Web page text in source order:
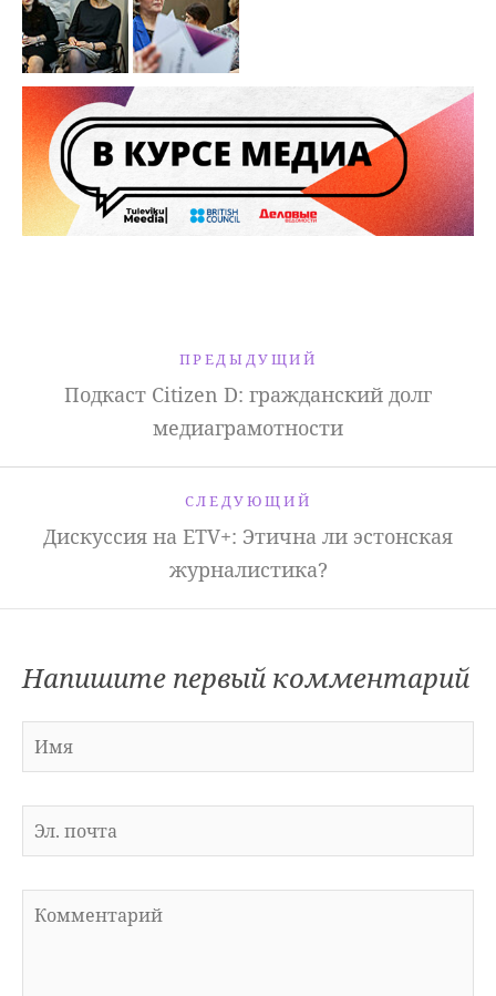
ПРЕДЫДУЩИЙ
Подкаст Citizen D: гражданский долг
медиаграмотности
СЛЕДУЮЩИЙ
Дискуссия на ETV+: Этична ли эстонская
журналистика?
Напишите первый комментарий